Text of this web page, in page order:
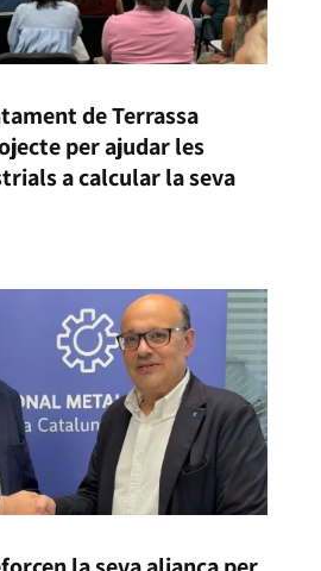
de Terrassa
per ajudar les
a calcular la seva